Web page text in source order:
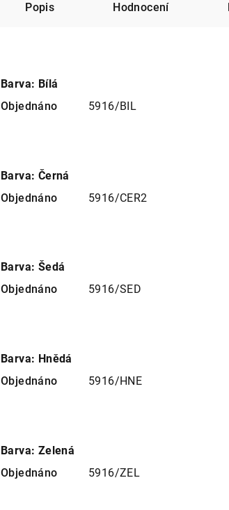
Popis Hodnocení
Barva: Bílá
Objednáno
5916/BIL
Barva: Černá
Objednáno
5916/CER2
Barva: Šedá
Objednáno
5916/SED
Barva: Hnědá
Objednáno
5916/HNE
Barva: Zelená
Objednáno
5916/ZEL